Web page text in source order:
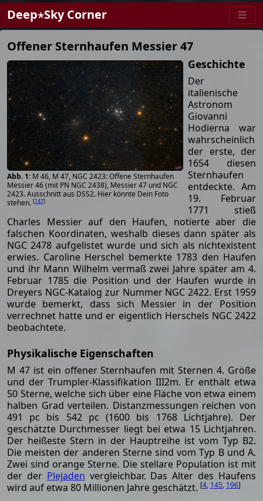
Deep⋆Sky Corner
Offener Sternhaufen Messier 47
M 46, M 47, NGC 2423: Offene Sternhaufen
Messier 46 (mit PN NGC 2438), Messier 47 und NGC
2423. Ausschnitt aus DSS2. Hier könnte Dein Foto
stehen. [147]
Geschichte
Der
italienische
Astronom
Giovanni
Hodierna war
wahrscheinlich
der erste, der
1654 diesen
Sternhaufen
entdeckte. Am
19. Februar
1771 stieß
Charles Messier auf den Haufen, notierte aber die
falschen Koordinaten, weshalb dieses dann später als
NGC 2478 aufgelistet wurde und sich als nichtexistent
erwies. Caroline Herschel bemerkte 1783 den Haufen
und ihr Mann Wilhelm vermaß zwei Jahre später am 4.
Februar 1785 die Position und der Haufen wurde in
Dreyers NGC-Katalog zur Nummer NGC 2422. Erst 1959
wurde bemerkt, dass sich Messier in der Position
verrechnet hatte und er eigentlich Herschels NGC 2422
beobachtete.
Physikalische Eigenschaften
M 47 ist ein offener Sternhaufen mit Sternen 4. Größe
und der Trumpler-Klassifikation III2m. Er enthält etwa
50 Sterne, welche sich über eine Fläche von etwa einem
halben Grad verteilen. Distanzmessungen reichen von
491 pc bis 542 pc (1600 bis 1768 Lichtjahre). Der
geschätzte Durchmesser liegt bei etwa 15 Lichtjahren.
Der heißeste Stern in der Hauptreihe ist vom Typ B2.
Die meisten der anderen Sterne sind vom Typ B und A.
Zwei sind orange Sterne. Die stellare Population ist mit
der der Plejaden vergleichbar. Das Alter des Haufens
wird auf etwa 80 Millionen Jahre geschätzt. [4, 145, 196]